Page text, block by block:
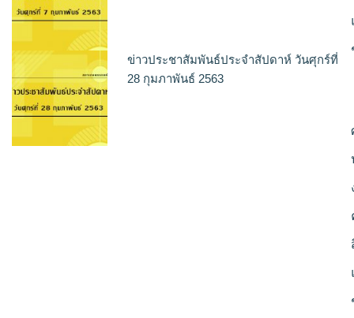
ข่าวประชาสัมพันธ์ประจำสัปดาห์ วันศุกร์ที่
28 กุมภาพันธ์ 2563